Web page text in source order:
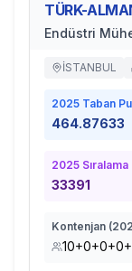
TÜRK-
Endüstri
İSTANBUL
2025 Taban
464.87633
2025 Sıralama
33391
Kontenjan (